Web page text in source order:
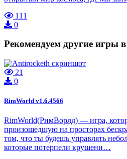
111
0
Рекомендуем другие игры
21
0
RimWorld v1.6.4566
RimWorld(РимВорлд) — игра,
произошедшую на просторах
том, что ты будешь управлять
которые потерпели крушени…